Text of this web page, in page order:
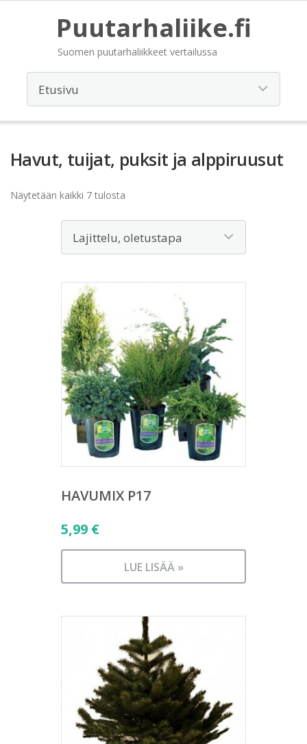
Puutarhaliike.fi
Suomen puutarhaliikkeet vertailussa
Havut, tuijat, puksit ja alppiruusut
Näytetään kaikki 7 tulosta
HAVUMIX P17
5,99 €
LUE LISÄÄ »